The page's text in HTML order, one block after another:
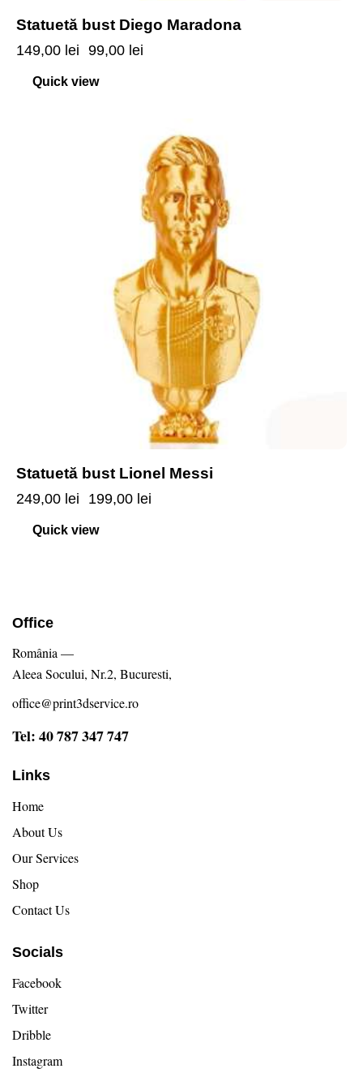
Statuetă bust Diego Maradona
149,00 lei 99,00 lei
Quick view
Statuetă bust Lionel Messi
249,00 lei 199,00 lei
Quick view
Office
România —
Aleea Socului, Nr.2, Bucuresti,
office@print3dservice.ro
Tel: 40 787 347 747
Links
Home
About Us
Our Services
Shop
Contact Us
Socials
Facebook
Twitter
Dribble
Instagram